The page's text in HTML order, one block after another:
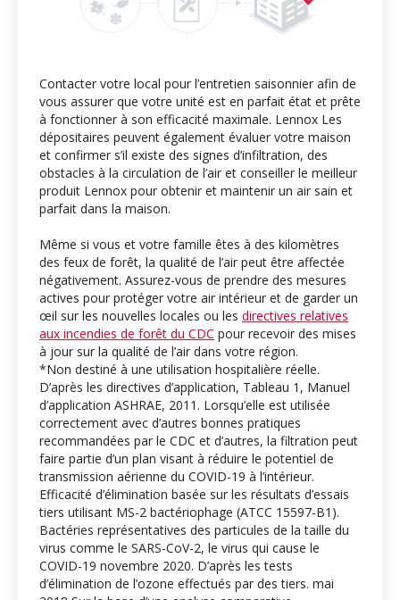
Contacter votre local pour l’entretien saisonnier afin de
vous assurer que votre unité est en parfait état et prête
à fonctionner à son efficacité maximale. Lennox Les
dépositaires peuvent également évaluer votre maison
et confirmer s’il existe des signes d’infiltration, des
obstacles à la circulation de l’air et conseiller le meilleur
produit Lennox pour obtenir et maintenir un air sain et
parfait dans la maison.
Même si vous et votre famille êtes à des kilomètres
des feux de forêt, la qualité de l’air peut être affectée
négativement. Assurez-vous de prendre des mesures
actives pour protéger votre air intérieur et de garder un
œil sur les nouvelles locales ou les directives relatives
aux incendies de forêt du CDC pour recevoir des mises
à jour sur la qualité de l’air dans votre région.
*Non destiné à une utilisation hospitalière réelle.
D’après les directives d’application, Tableau 1, Manuel
d’application ASHRAE, 2011. Lorsqu’elle est utilisée
correctement avec d’autres bonnes pratiques
recommandées par le CDC et d’autres, la filtration peut
faire partie d’un plan visant à réduire le potentiel de
transmission aérienne du COVID-19 à l’intérieur.
Efficacité d’élimination basée sur les résultats d’essais
tiers utilisant MS-2 bactériophage (ATCC 15597-B1).
Bactéries représentatives des particules de la taille du
virus comme le SARS-CoV-2, le virus qui cause le
COVID-19 novembre 2020. D’après les tests
d’élimination de l’ozone effectués par des tiers. mai